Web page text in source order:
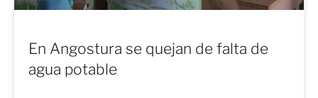
En Angostura se quejan de falta de
agua potable